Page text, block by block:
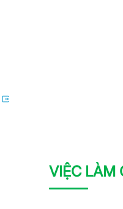
VIỆC LÀM